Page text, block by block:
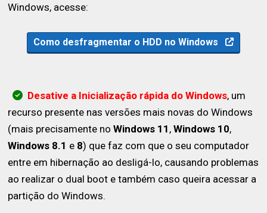
Windows, acesse:
Como desfragmentar o HDD no Windows
Desative a Inicialização rápida do Windows, um
recurso presente nas versões mais novas do Windows
(mais precisamente noWindows 11 ,Windows 10,
Windows 8.1 e 8) que faz com que o seu computador
entre em hibernação ao desligá-lo, causando problemas
ao realizar o dual boot e também caso queira acessar a
partição do Windows.